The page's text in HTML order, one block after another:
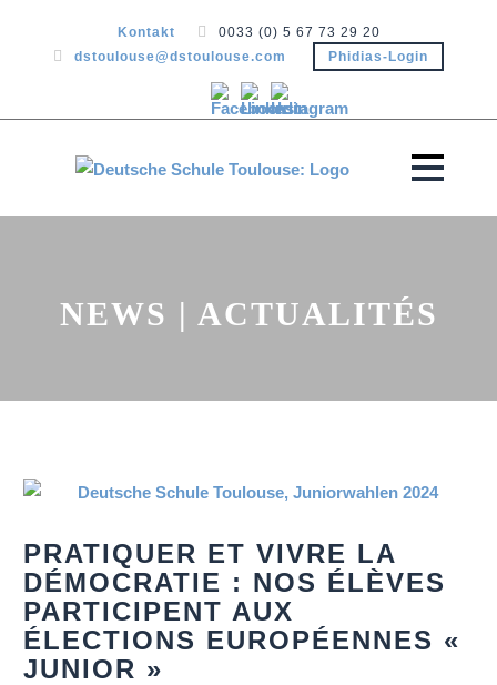
Kontakt
0033 (0) 5 67 73 29 20
dstoulouse@dstoulouse.com
Phidias-Login
NEWS | ACTUALITÉS
PRATIQUER ET VIVRE LA
DÉMOCRATIE : NOS ÉLÈVES
PARTICIPENT AUX
ÉLECTIONS EUROPÉENNES «
JUNIOR »